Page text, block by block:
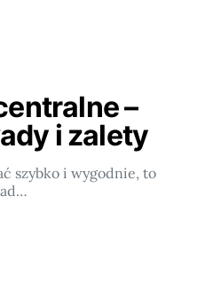
–
i zalety
szybko i wygodnie, to